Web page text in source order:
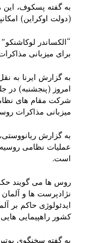
به گفته پسکوف،
(دولت اوکراین)
“الکساندر
برای میزبانی
به گزارش ایرنا به
امروز (پنجشنبه) در
شرکت مقام های
میزبانی مذاکرات
به گزارش
عملیات نظامی روسیه
است.
روس ها می گویند
نژادپرست ها و
ایدئولوژی حاکم بر
کشور راهپیمایی
به گفته سخنگوی